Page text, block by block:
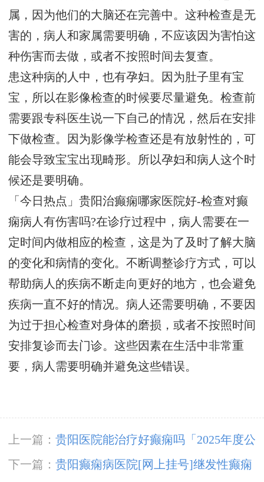
属，因为他们的大脑还在完善中。这种检查是无
害的，病人和家属需要明确，不应该因为害怕这
种伤害而去做，或者不按照时间去复查。
患这种病的人中，也有孕妇。因为肚子里有宝
宝，所以在影像检查的时候要尽量避免。检查前
需要跟专科医生说一下自己的情况，然后在安排
下做检查。因为影像学检查还是有放射性的，可
能会导致宝宝出现畸形。所以孕妇和病人这个时
候还是要明确。
「今日热点」贵阳治癫痫哪家医院好-检查对癫
痫病人有伤害吗?在诊疗过程中，病人需要在一
定时间内做相应的检查，这是为了及时了解大脑
的变化和病情的变化。不断调整诊疗方式，可以
帮助病人的疾病不断走向更好的地方，也会避免
疾病一直不好的情况。病人还需要明确，不要因
为过于担心检查对身体的磨损，或者不按照时间
安排复诊而去门诊。这些因素在生活中非常重
要，病人需要明确并避免这些错误。
上一篇： 贵阳医院能治疗好癫痫吗「2025年度公
布」传统癫痫饮食护理要注意什么？
下一篇： 贵阳癫痫病医院[网上挂号]继发性癫痫